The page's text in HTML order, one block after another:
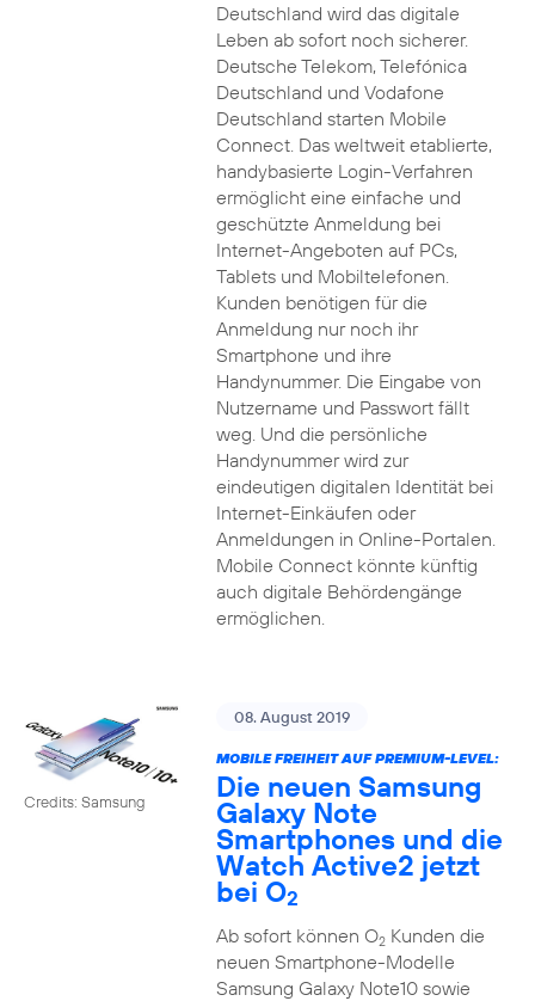
Deutschland wird das digitale
Leben ab sofort noch sicherer.
Deutsche Telekom, Telefónica
Deutschland und Vodafone
Deutschland starten Mobile
Connect. Das weltweit etablierte,
handybasierte Login-Verfahren
ermöglicht eine einfache und
geschützte Anmeldung bei
Internet-Angeboten auf PCs,
Tablets und Mobiltelefonen.
Kunden benötigen für die
Anmeldung nur noch ihr
Smartphone und ihre
Handynummer. Die Eingabe von
Nutzername und Passwort fällt
weg. Und die persönliche
Handynummer wird zur
eindeutigen digitalen Identität bei
Internet-Einkäufen oder
Anmeldungen in Online-Portalen.
Mobile Connect könnte künftig
auch digitale Behördengänge
ermöglichen.
Credits: Samsung
08. August 2019
MOBILE FREIHEIT AUF PREMIUM-LEVEL:
Die neuen Samsung
Galaxy Note
Smartphones und die
Watch Active2 jetzt
bei O2
Ab sofort können O2Kunden die
neuen Smartphone-Modelle
Samsung Galaxy Note10 sowie